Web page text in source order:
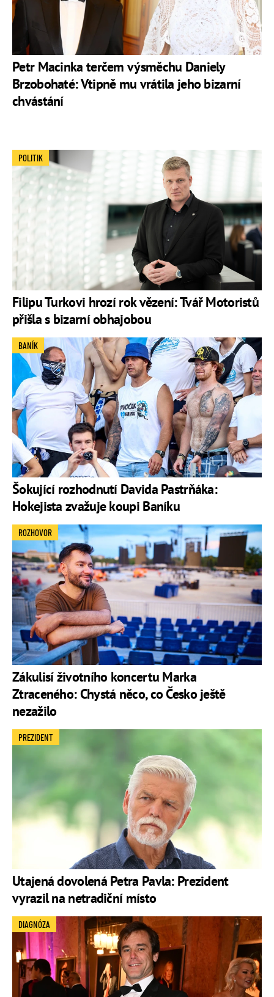
Petr Macinka terčem výsměchu Daniely
Brzobohaté: Vtipně mu vrátila jeho bizarní
chvástání
Filipu Turkovi hrozí rok vězení: Tvář Motoristů
přišla s bizarní obhajobou
POLITIK
Šokující rozhodnutí Davida Pastrňáka:
Hokejista zvažuje koupi Baníku
BANÍK
Zákulisí životního koncertu Marka
Ztraceného: Chystá něco, co Česko ještě
nezažilo
ROZHOVOR
Utajená dovolená Petra Pavla: Prezident
vyrazil na netradiční místo
PREZIDENT
DIAGNÓZA